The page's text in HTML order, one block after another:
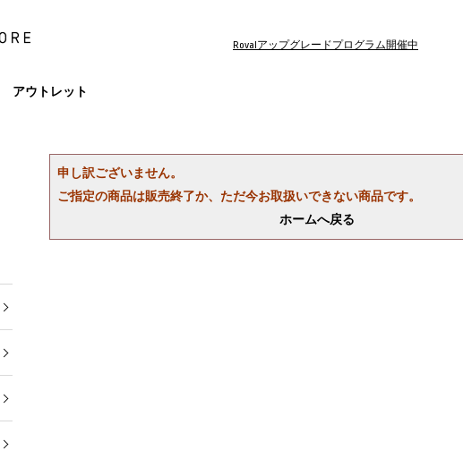
Rovalアップグレードプログラム開催中
アウトレット
申し訳ございません。
ご指定の商品は販売終了か、ただ今お取扱いできない商品です。
ホームへ戻る